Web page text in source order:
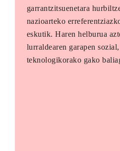
garrantzitsuenetara
nazioarteko
eskutik. Haren helburua
lurraldearen garapen
teknologikorako gako